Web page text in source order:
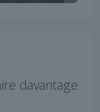
davantage